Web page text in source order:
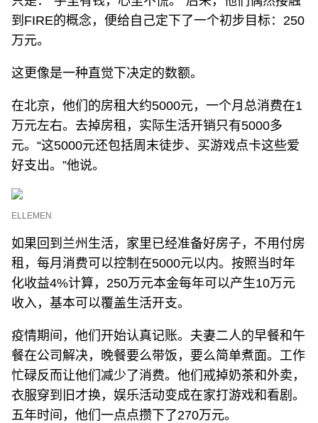
到FIRE的概念，便给自己定下了一个初步目标：250
万元。
这更像是一种直觉下决定的数额。
在北京，他们的房租大约5000元，一个月总消费在1
万元左右。去掉房租，实际生活开销只有5000多
元。“这5000元还包括周末徒步、买游戏点卡这些爱
好支出。”他说。
ELLEMEN
如果回到兰州生活，家里已经准备好房子，不用付房
租，每月消费可以控制在5000元以内。按照当时年
化收益4%计算，250万元本金每年可以产生10万元
收入，基本可以覆盖生活开支。
疫情期间，他们开始认真记账。夫妻二人的早餐和午
餐在公司解决，晚餐要么带饭，要么简单煮面。工作
忙碌反而让他们减少了消费。他们戒掉奶茶和外卖，
衣服穿到旧才换，娱乐活动变成在家打游戏和看剧。
五年时间，他们一点点攒下了270万元。